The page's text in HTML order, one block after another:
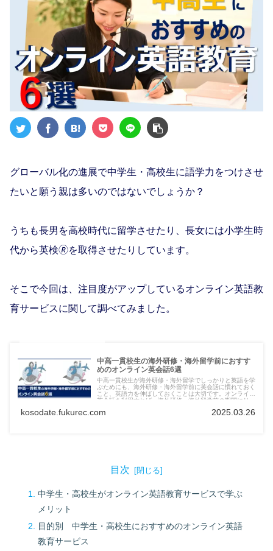
グローバル化の進展で中学生・高校生に語学力をつけさせ
たいと願う親は多いのではないでしょうか？
うちも長男を高校時代に留学させたり、長女には小学生時
代から英検🄬を取得させたりしています。
そこで今回は、注目度がアップしているオンライン英語教
育サービスに関して調べてみました。
中高一貫校生の海外研修・海外留学前におすす
めのオンライン英会話6選
中高一貫校生が海外研修・海外留学でしっかりと英語を学
ぶためにも、海外研修・海外留学前に英会話に慣れておく
こと、英語力を伸ばしておくことは大切です。オンライン
英会話を利用すれば、海外研修・海外留学前の期間にリー
研修・海外留学から帰ってきた後は、英語学習のモチベー
kosodate.fukurec.com 2025.03.26
目次
中学生・高校生がオンライン英語教育サービスで学ぶ
メリット
目的別 中学生・高校生におすすめのオンライン英語
教育サービス